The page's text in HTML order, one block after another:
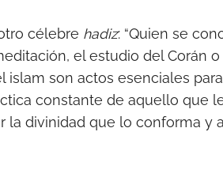
célebre hadiz: “Quien se
el estudio del Corán
son actos esenciales
constante de aquello que
la divinidad que lo conforma y